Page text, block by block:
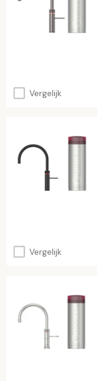
Vergelijk
Vergelijk